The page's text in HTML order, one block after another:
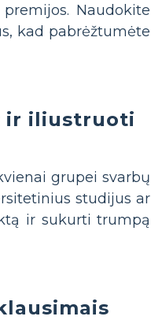
Naudokite
kad pabrėžtumėte
ir iliustruoti
grupei svarbų
studijus ar
ir sukurti trumpą